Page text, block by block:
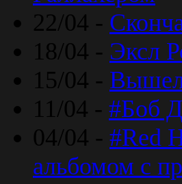
22/04 -
18/04 - Эксл
15/04 - Вышел
11/04 - #Боб
04/04 - #Red
альбомом с